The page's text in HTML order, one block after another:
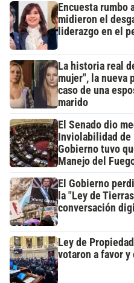
Encuesta rumbo
midieron el
liderazgo en el
La historia real
mujer", la nueva
caso de una
marido
El Senado dio
Inviolabilidad de
Gobierno tuvo
Manejo del
El Gobierno
la "Ley de
conversación
Ley de
votaron a favor